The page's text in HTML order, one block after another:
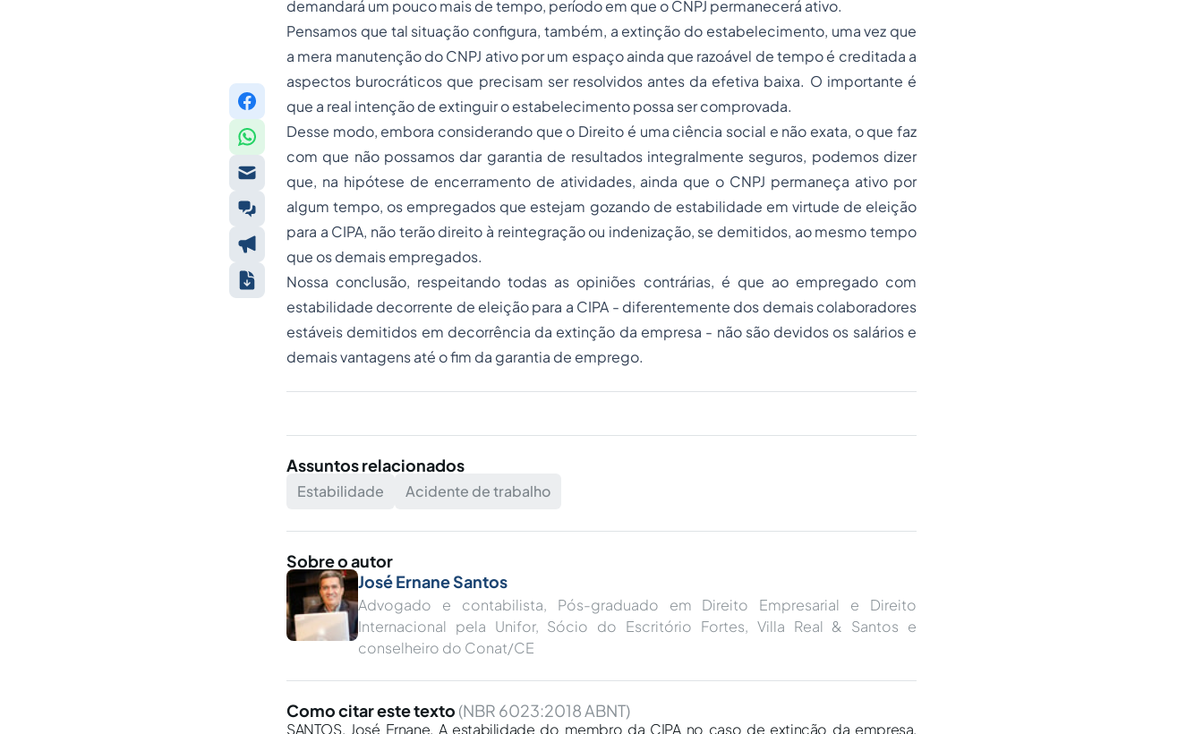
demandará um pouco mais de tempo, período em que o CNPJ permanecerá ativo.
Pensamos que tal situação configura, também, a extinção do estabelecimento, uma vez que
a mera manutenção do CNPJ ativo por um espaço ainda que razoável de tempo é creditada a
aspectos burocráticos que precisam ser resolvidos antes da efetiva baixa. O importante é
que a real intenção de extinguir o estabelecimento possa ser comprovada.
Desse modo, embora considerando que o Direito é uma ciência social e não exata, o que faz
com que não possamos dar garantia de resultados integralmente seguros, podemos dizer
que, na hipótese de encerramento de atividades, ainda que o CNPJ permaneça ativo por
algum tempo, os empregados que estejam gozando de estabilidade em virtude de eleição
para a CIPA, não terão direito à reintegração ou indenização, se demitidos, ao mesmo tempo
que os demais empregados.
Nossa conclusão, respeitando todas as opiniões contrárias, é que ao empregado com
estabilidade decorrente de eleição para a CIPA - diferentemente dos demais colaboradores
estáveis demitidos em decorrência da extinção da empresa - não são devidos os salários e
demais vantagens até o fim da garantia de emprego.
Assuntos relacionados
Estabilidade Acidente de trabalho
Sobre o autor
José Ernane Santos
Advogado e contabilista, Pós-graduado em Direito Empresarial e Direito
Internacional pela Unifor, Sócio do Escritório Fortes, Villa Real & Santos e
conselheiro do Conat/CE
Como citar este texto (NBR 6023:2018 ABNT)
SANTOS, José Ernane. A estabilidade do membro da CIPA no caso de extinção da empresa.